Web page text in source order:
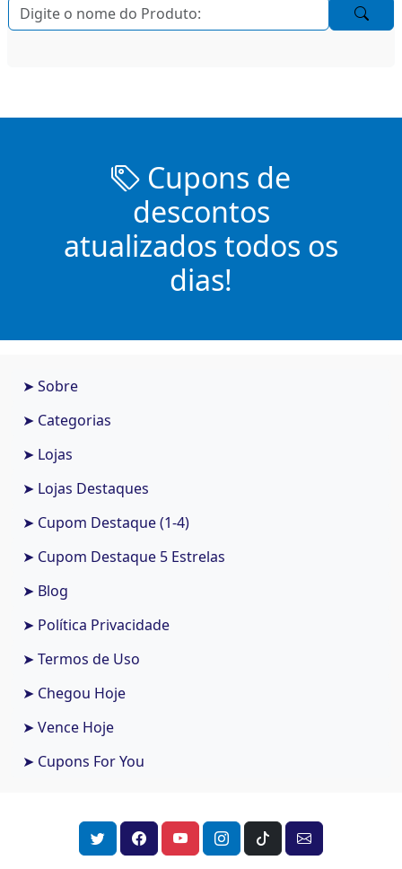
Cupons de
descontos
atualizados todos os
dias!
➤ Sobre
➤ Categorias
➤ Lojas
➤ Lojas Destaques
➤ Cupom Destaque (1-4)
➤ Cupom Destaque 5 Estrelas
➤ Blog
➤ Política Privacidade
➤ Termos de Uso
➤ Chegou Hoje
➤ Vence Hoje
➤ Cupons For You